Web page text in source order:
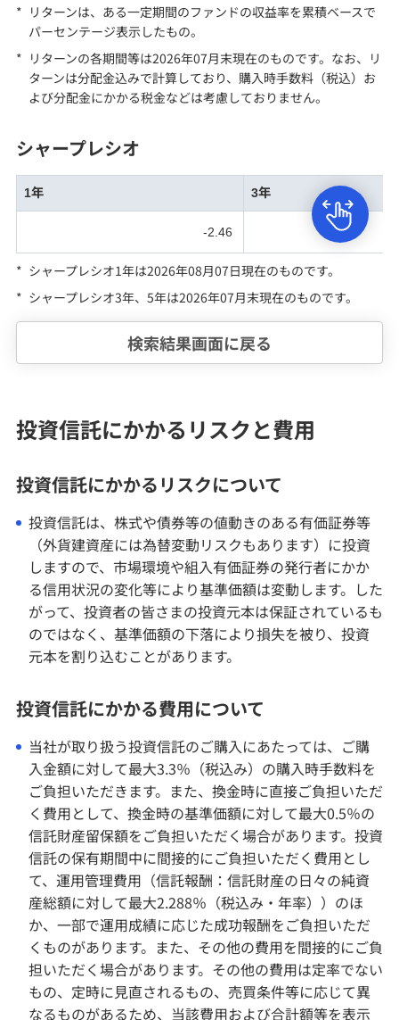
* リターンは、ある一定期間のファンドの収益率を累積ベースで
パーセンテージ表示したもの。
* リターンの各期間等は2026年07月末現在のものです。なお、リ
ターンは分配金込みで計算しており、購入時手数料（税込）お
よび分配金にかかる税金などは考慮しておりません。
シャープレシオ
1年 3年
-2.46
* シャープレシオ1年は2026年08月07日現在のものです。
* シャープレシオ3年、5年は2026年07月末現在のものです。
検索結果画面に戻る
投資信託にかかるリスクと費用
投資信託にかかるリスクについて
投資信託は、株式や債券等の値動きのある有価証券等
（外貨建資産には為替変動リスクもあります）に投資
しますので、市場環境や組入有価証券の発行者にかか
る信用状況の変化等により基準価額は変動します。した
がって、投資者の皆さまの投資元本は保証されているも
のではなく、基準価額の下落により損失を被り、投資
元本を割り込むことがあります。
投資信託にかかる費用について
当社が取り扱う投資信託のご購入にあたっては、ご購
入金額に対して最大3.3％（税込み）の購入時手数料を
ご負担いただきます。また、換金時に直接ご負担いただ
く費用として、換金時の基準価額に対して最大0.5％の
信託財産留保額をご負担いただく場合があります。投資
信託の保有期間中に間接的にご負担いただく費用とし
て、運用管理費用（信託報酬：信託財産の日々の純資
産総額に対して最大2.288％（税込み・年率））のほ
か、一部で運用成績に応じた成功報酬をご負担いただ
くものがあります。また、その他の費用を間接的にご負
担いただく場合があります。その他の費用は定率でない
もの、定時に見直されるもの、売買条件等に応じて異
なるものがあるため、当該費用および合計額等を表示